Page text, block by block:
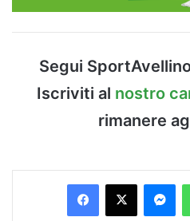
Segui
Iscriviti al nostro
rimanere
Facebook
X